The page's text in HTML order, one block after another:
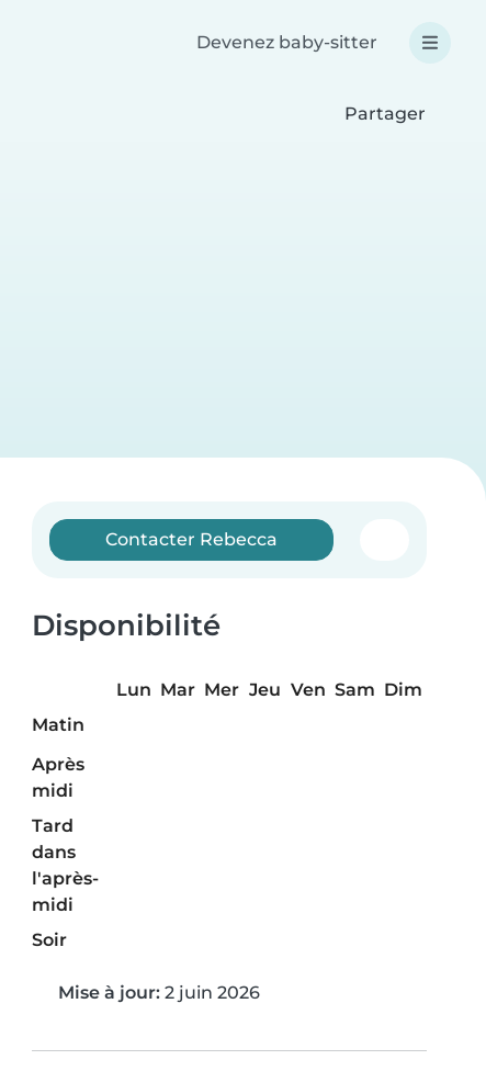
Devenez baby-sitter
Partager
Contacter Rebecca
Disponibilité
Lun Mar Mer Jeu Ven Sam Dim
Matin
Après
midi
Tard
dans
l'après-
midi
Soir
Mise à jour: 2 juin 2026